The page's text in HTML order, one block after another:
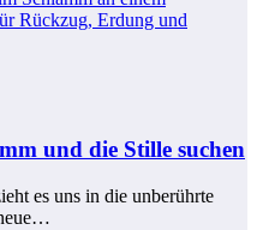
und die Stille suchen
es uns in die unberührte